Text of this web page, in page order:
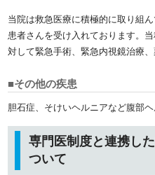
当院は救急医療に積極的に取り組
患者さんを受け入れております。
対して緊急手術、緊急内視鏡治療
■その他の疾患
胆石症、そけいヘルニアなど腹部
専門医制度と連携し
ついて